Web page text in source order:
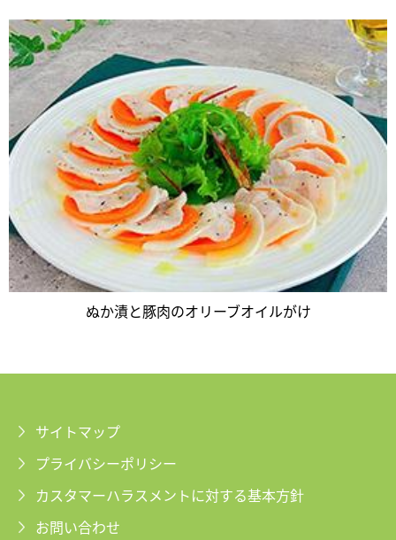
ぬか漬と豚肉のオリーブオイルがけ
サイトマップ
プライバシーポリシー
カスタマーハラスメントに対する基本方針
お問い合わせ